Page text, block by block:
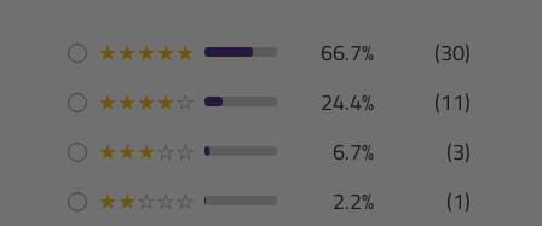
★★★★★ 66.7%
(30)
★★★★☆ 24.4%
(11)
★★★☆☆ 6.7%
(3)
★★☆☆☆ 2.2% (1)